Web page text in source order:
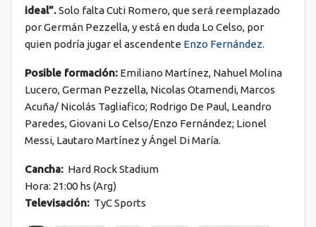
ideal”.Solo falta Cuti Romero, que será reemplazado
por Germán Pezzella, y está en duda Lo Celso, por
quien podría jugar el ascendente Enzo Fernández.
Posible formación: Emiliano Martínez, Nahuel Molina
Lucero, German Pezzella, Nicolas Otamendi, Marcos
Acuña/ Nicolás Tagliafico; Rodrigo De Paul, Leandro
Paredes, Giovani Lo Celso/Enzo Fernández; Lionel
Messi, Lautaro Martínez y Ángel Di María.
Cancha: Hard Rock Stadium
Hora: 21:00 hs (Arg)
Televisación: TyC Sports